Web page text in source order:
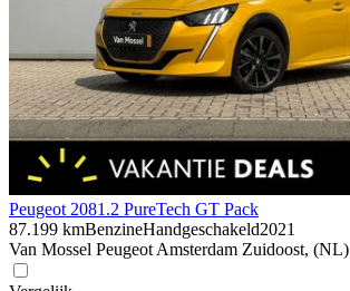
Peugeot 2081.2 PureTech GT Pack
87.199 kmBenzineHandgeschakeld2021
Van Mossel Peugeot Amsterdam Zuidoost, (NL)